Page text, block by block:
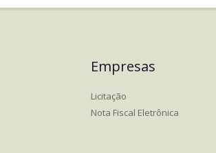
Empresas
Licitação
Nota Fiscal Eletrônica